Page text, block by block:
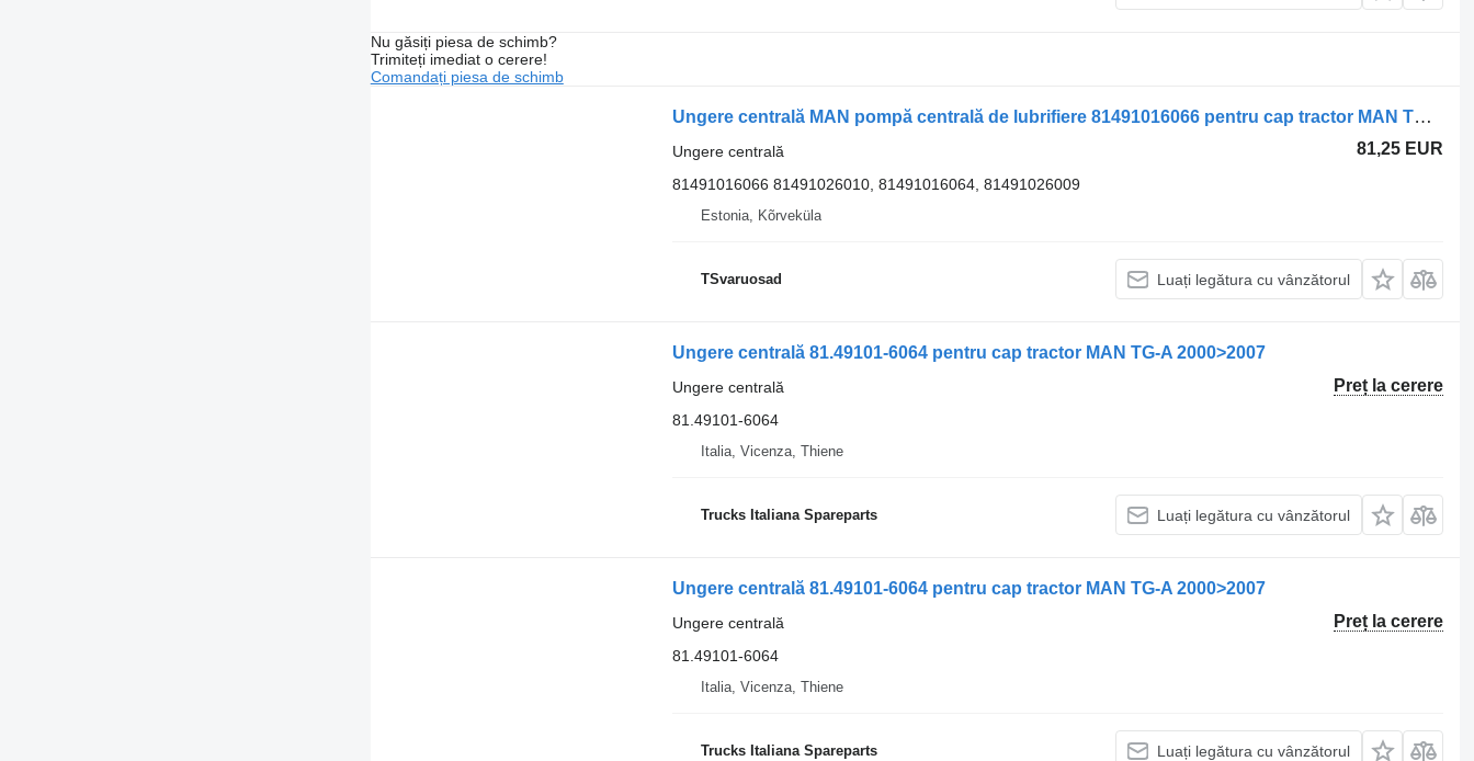
Nu găsiți piesa de schimb?
Trimiteți imediat o cerere!
Comandați piesa de schimb
Ungere centrală MAN pompă centrală de lubrifiere 81491016066 pentru cap tractor MAN TGA 18.430
81,25 EUR
Ungere centrală
81491016066 81491026010, 81491016064, 81491026009
Estonia, Kõrveküla
TSvaruosad Luați legătura cu vânzătorul
Ungere centrală 81.49101-6064 pentru cap tractor MAN TG-A 2000>2007
Preț la cerere
Ungere centrală
81.49101-6064
Italia, Vicenza, Thiene
Trucks Italiana Spareparts Luați legătura cu vânzătorul
Ungere centrală 81.49101-6064 pentru cap tractor MAN TG-A 2000>2007
Preț la cerere
Ungere centrală
81.49101-6064
Italia, Vicenza, Thiene
Trucks Italiana Spareparts Luați legătura cu vânzătorul